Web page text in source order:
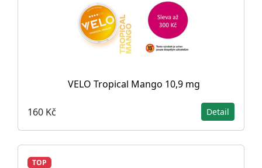
VELO Tropical Mango 10,9 mg
160 Kč Detail
TOP